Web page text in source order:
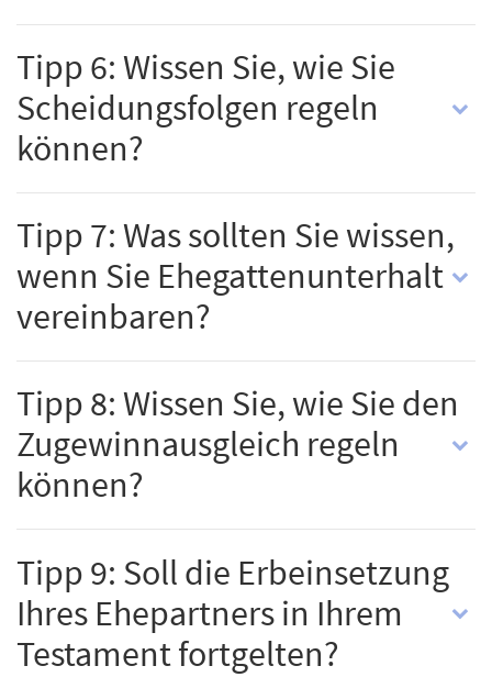
Tipp 6: Wissen Sie, wie Sie
Scheidungsfolgen regeln
können?
Tipp 7: Was sollten Sie wissen,
wenn Sie Ehegattenunterhalt
vereinbaren?
Tipp 8: Wissen Sie, wie Sie den
Zugewinnausgleich regeln
können?
Tipp 9: Soll die Erbeinsetzung
Ihres Ehepartners in Ihrem
Testament fortgelten?